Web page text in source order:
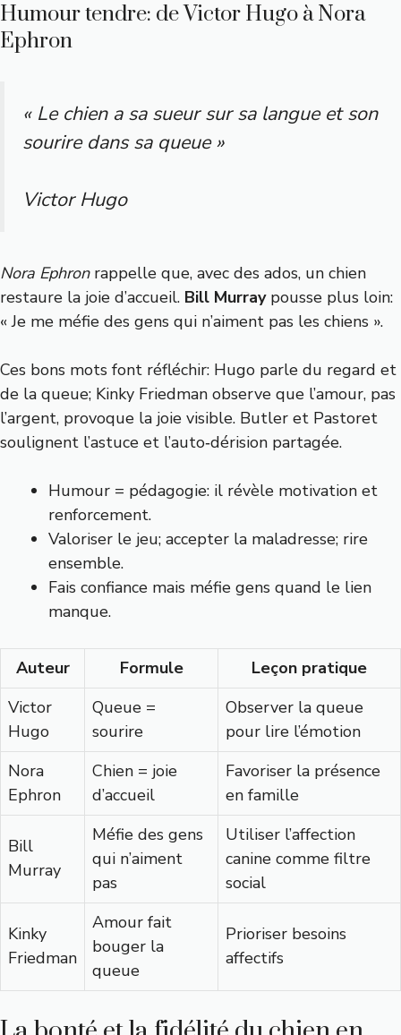
Humour tendre: de Victor Hugo à Nora
Ephron
« Le chien a sa sueur sur sa langue et son
sourire dans sa queue »
Victor Hugo
Nora Ephronrappelle que, avec des ados, un chien
restaure la joie d’accueil. Bill Murraypousse plus loin:
« Je me méfie des gens qui n’aiment pas les chiens ».
Ces bons mots font réfléchir: Hugo parle du regard et
de la queue; Kinky Friedman observe que l’amour, pas
l’argent, provoque la joie visible. Butler et Pastoret
soulignent l’astuce et l’auto‑dérision partagée.
Humour = pédagogie: il révèle motivation et
renforcement.
Valoriser le jeu; accepter la maladresse; rire
ensemble.
Fais confiance mais méfie gens quand le lien
manque.
Auteur Formule
Leçon pratique
Victor
Hugo
Queue =
sourire
Observer la queue
pour lire l’émotion
Nora
Ephron
Chien = joie
d’accueil
Favoriser la présence
en famille
Bill
Murray
Méfie des gens
qui n’aiment
pas
Utiliser l’affection
canine comme filtre
social
Kinky
Friedman
Amour fait
bouger la
queue
Prioriser besoins
affectifs